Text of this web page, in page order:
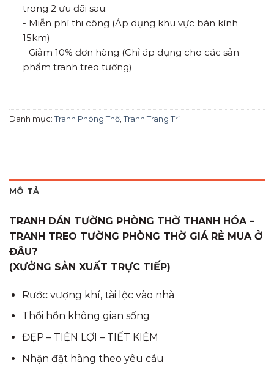
trong 2 ưu đãi sau:
- Miễn phí thi công (Áp dụng khu vực bán kính
15km)
- Giảm 10% đơn hàng (Chỉ áp dụng cho các sản
phẩm tranh treo tường)
Danh mục: Tranh Phòng Thờ, Tranh Trang Trí
MÔ TẢ
TRANH DÁN TƯỜNG PHÒNG THỜ THANH HÓA –
TRANH TREO TƯỜNG PHÒNG THỜ GIÁ RẺ MUA Ở
ĐÂU?
(XƯỞNG SẢN XUẤT TRỰC TIẾP)
Rước vượng khí, tài lộc vào nhà
Thổi hồn không gian sống
ĐẸP – TIỆN LỢI – TIẾT KIỆM
Nhận đặt hàng theo yêu cầu